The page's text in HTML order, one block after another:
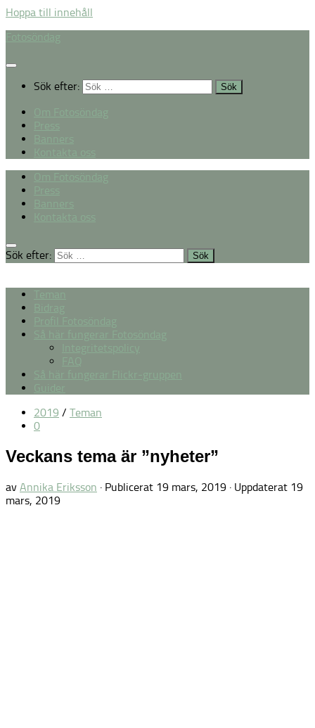
Hoppa till innehåll
Fotosöndag
Sök efter:
Om Fotosöndag
Press
Banners
Kontakta oss
Om Fotosöndag
Press
Banners
Kontakta oss
Sök efter:
Teman
Bidrag
Profil Fotosöndag
Så här fungerar Fotosöndag
Integritetspolicy
FAQ
Så här fungerar Flickr-gruppen
Guider
2019 / Teman
0
Veckans tema är ”nyheter”
av Annika Eriksson · Publicerat 19 mars, 2019 · Uppdaterat 19
mars, 2019